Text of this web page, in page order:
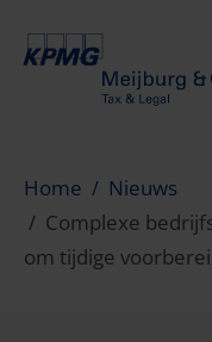
gaan
Secundair
Home
Nieuws
Complexe
om tijdige